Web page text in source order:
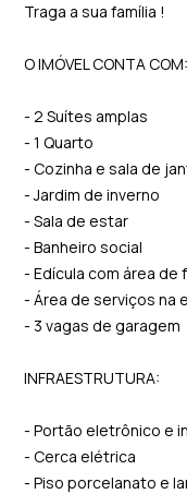
Traga a sua família !
O IMÓVEL CONTA COM:
- 2 Suítes amplas
- 1 Quarto
- Cozinha e sala de
- Jardim de inverno
- Sala de estar
- Banheiro social
- Edícula com área de
- Área de serviços na
- 3 vagas de garagem
INFRAESTRUTURA:
- Portão eletrônico e
- Cerca elétrica
- Piso porcelanato e